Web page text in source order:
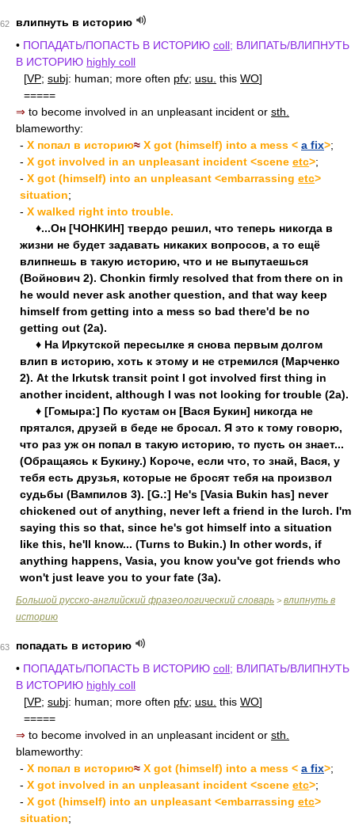
62
влипнуть в историю
• ПОПАДАТЬ/ПОПАСТЬ В ИСТОРИЮ coll; ВЛИПАТЬ/ВЛИПНУТЬ
В ИСТОРИЮ highly coll
[VP; subj: human; more often pfv; usu. this WO]
=====
⇒ to become involved in an unpleasant incident or sth.
blameworthy:
- X попал в историю≈ X got (himself) into a mess < a fix>;
- X got involved in an unpleasant incident <scene etc>;
- X got (himself) into an unpleasant <embarrassing etc>
situation;
- X walked right into trouble.
♦...Он [ЧОНКИН] твердо решил, что теперь никогда в
жизни не будет задавать никаких вопросов, а то ещё
влипнешь в такую историю, что и не выпутаешься
(Войнович 2). Chonkin firmly resolved that from there on in
he would never ask another question, and that way keep
himself from getting into a mess so bad there'd be no
getting out (2a).
♦ На Иркутской пересылке я снова первым долгом
влип в историю, хоть к этому и не стремился (Марченко
2). At the Irkutsk transit point I got involved first thing in
another incident, although I was not looking for trouble (2a).
♦ [Гомыра:] По кустам он [Вася Букин] никогда не
прятался, друзей в беде не бросал. Я это к тому говорю,
что раз уж он попал в такую историю, то пусть он знает...
(Обращаясь к Букину.) Короче, если что, то знай, Вася, у
тебя есть друзья, которые не бросят тебя на произвол
судьбы (Вампилов 3). [G.:] He's [Vasia Bukin has] never
chickened out of anything, never left a friend in the lurch. I'm
saying this so that, since he's got himself into a situation
like this, he'll know... (Turns to Bukin.) In other words, if
anything happens, Vasia, you know you've got friends who
won't just leave you to your fate (3a).
Большой русско-английский фразеологический словарь > влипнуть в
историю
63
попадать в историю
• ПОПАДАТЬ/ПОПАСТЬ В ИСТОРИЮ coll; ВЛИПАТЬ/ВЛИПНУТЬ
В ИСТОРИЮ highly coll
[VP; subj: human; more often pfv; usu. this WO]
=====
⇒ to become involved in an unpleasant incident or sth.
blameworthy:
- X попал в историю≈ X got (himself) into a mess < a fix>;
- X got involved in an unpleasant incident <scene etc>;
- X got (himself) into an unpleasant <embarrassing etc>
situation;